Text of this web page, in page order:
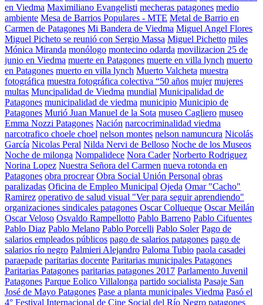
en Viedma Maximiliano Evangelisti mecheras patagones medio
ambiente Mesa de Barrios Populares - MTE Metal de Barrio en
Carmen de Patagones Mi Bandera de Viedma Miguel Angel Flores
Miguel Picheto se reunió con Sergio Massa Miguel Pichetto miles
Mónica Miranda monólogo montecino odarda movilizacion 25 de
junio en Viedma muerte en Patagones muerte en villa lynch muerto
en Patagones muerto en villa lynch Muerto Valcheta muestra
fotográfica muestra fotográfica colectiva “50 años mujer mujeres
multas Muncipalidad de Viedma mundial Municipalidad de
Patagones municipalidad de viedma municipio Municipio de
Patagones Murió Juan Manuel de la Sota museo Cagliero museo
Emma Nozzi Patagones Nación narcocriminalidad viedma
narcotrafico choele choel nelson montes nelson namuncura Nicolás
García Nicolas Peral Nilda Nervi de Belloso Noche de los Museos
Noche de milonga Nompalidece Nora Cader Norberto Rodriguez
Norina Lopez Nuestra Señora del Carmen nueva rotonda en
Patagones obra procrear Obra Social Unión Personal obras
paralizadas Oficina de Empleo Municipal Ojeda Omar "Cacho"
Ramirez operativo de salud visual "Ver para seguir aprendiendo"
organizaciones sindicales patagones Oscar Collueque Oscar Meilán
Oscar Veloso Osvaldo Rampellotto Pablo Barreno Pablo Cifuentes
Pablo Diaz Pablo Melano Pablo Porcelli Pablo Soler Pago de
salarios empleados públicos pago de salarios patagones pago de
salarios río negro Palmieri Alejandro Paloma Tubio paola casadei
paraepade paritarias docente Paritarias municipales Patagones
Paritarias Patagones paritarias patagones 2017 Parlamento Juvenil
Patagones Parque Eolico Villalonga partido socialista Pasaje San
José de Mayo Patagones Pase a planta municipales Viedma Pasó el
4° Festival Internacional de Cine Social del Río Negro patagones